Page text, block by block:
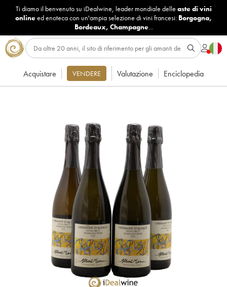
Ti diamo il benvenuto su iDealwine, leader mondiale delle aste di vini
onlineed enoteca con un'ampia selezione di vini francesi: Borgogna,
Bordeaux, Champagne...
Acquistare VENDERE Valutazione Enciclopedia